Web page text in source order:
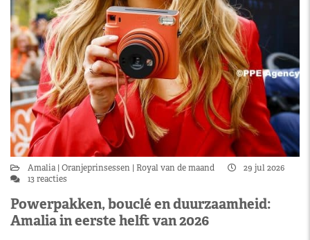
Amalia Oranjeprinsessen Royal van de maand
29 jul 2026
13 reacties
Powerpakken, bouclé en duurzaamheid:
Amalia in eerste helft van 2026